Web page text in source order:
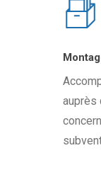
auprès